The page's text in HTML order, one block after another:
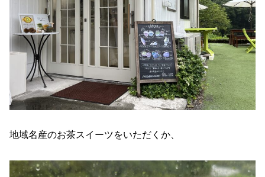
地域名産のお茶スイーツをいただくか、